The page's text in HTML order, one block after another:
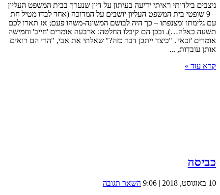
ניצבים בילדותי ראיתי ידיעה בעיתון על דיון שנערך בבית המשפט העליון
– 9 שופטי בית המשפט העליון יושבים על המדוכה (אחד לבדו מטיל חת
עם גלימתו ומצנפתו – כך היה לבושם המשונה-משהו פעם; אז תארו לכם
תשעה כאלה…). ובכן הם קיבלו החלטה: ארבעה אומרים 'חייב' וחמישה
אומרים 'זכאי'. "כיצד ייתכן דבר כזה?" שאלתי את אבי, "הרי הם רואים
אותן עובדות, ...
קרא עוד »
כביסה
10 באוגוסט, 2018 | 9:06
השאר תגובה